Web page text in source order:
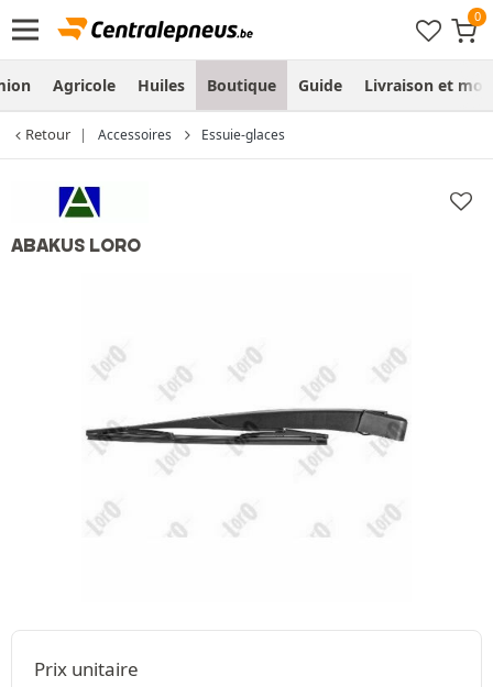
Agricole Huiles Boutique Guide Livraison et
Retour Accessoires Essuie-glaces
ABAKUS LORO
Prix unitaire